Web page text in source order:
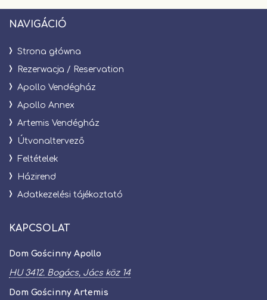
NAVIGÁCIÓ
Strona główna
Rezerwacja / Reservation
Apollo Vendégház
Apollo Annex
Artemis Vendégház
Útvonaltervező
Feltételek
Házirend
Adatkezelési tájékoztató
KAPCSOLAT
Dom Gościnny Apollo
HU 3412. Bogács, Jács köz 14
Dom Gościnny Artemis